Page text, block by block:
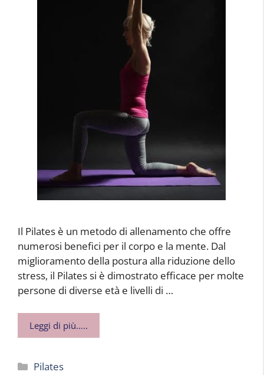
Il Pilates è un metodo di allenamento che offre
numerosi benefici per il corpo e la mente. Dal
miglioramento della postura alla riduzione dello
stress, il Pilates si è dimostrato efficace per molte
persone di diverse età e livelli di …
Leggi di più…..
Categorie
Pilates